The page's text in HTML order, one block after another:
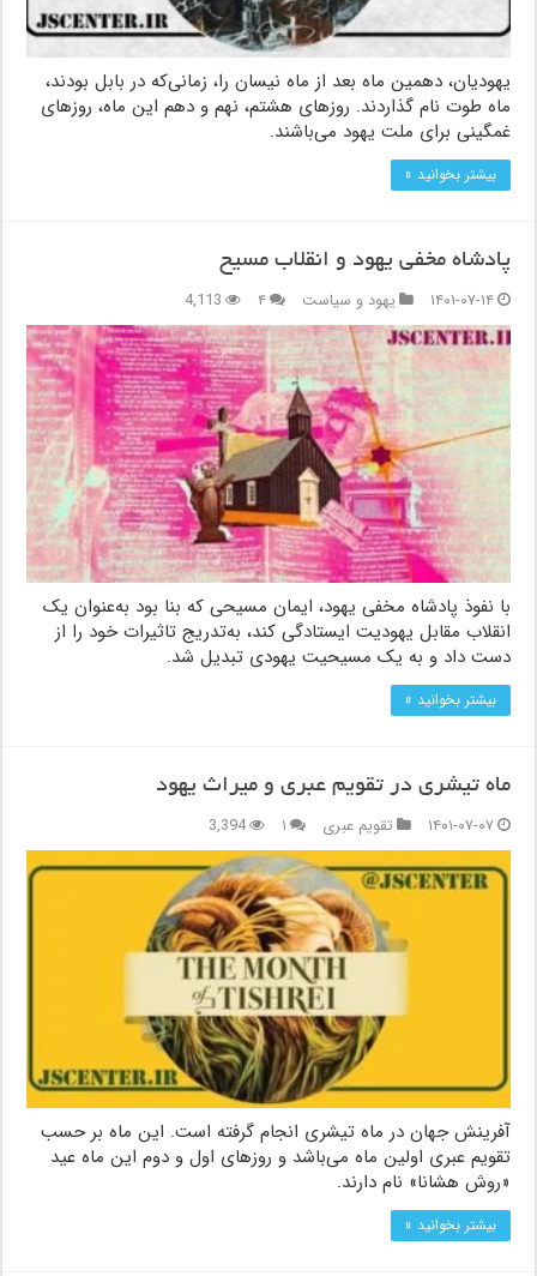
یهودیان، دهمین ماه بعد از ماه نیسان را، زمانی‌که در بابل بودند،
ماه طوت نام گذاردند. روزهای هشتم، نهم و دهم این ماه، روزهای
غمگینی برای ملت یهود می‌باشند.
بیشتر بخوانید »
پادشاه مخفی یهود و انقلاب مسیح
۱۴۰۱-۰۷-۱۴
یهود و سیاست ۴ 4,113
با نفوذ پادشاه مخفی یهود، ایمان مسیحی که بنا بود به‌عنوان یک
انقلاب مقابل یهودیت ایستادگی کند، به‌تدریج تاثیرات خود را از
دست داد و به یک مسیحیت یهودی تبدیل شد.
بیشتر بخوانید »
ماه تیشری در تقویم عبری و میراث یهود
۱۴۰۱-۰۷-۰۷
تقویم عبری ۱ 3,394
آفرینش جهان در ماه تیشری انجام گرفته است. این ماه بر حسب
تقویم عبری اولین ماه می‌باشد و روزهای اول و دوم این ماه عید
«روش هشانا» نام دارند.
بیشتر بخوانید »